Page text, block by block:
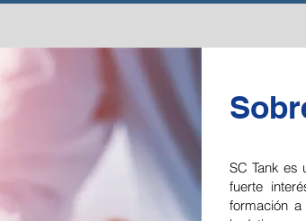
SC Tank es
fuerte
formación